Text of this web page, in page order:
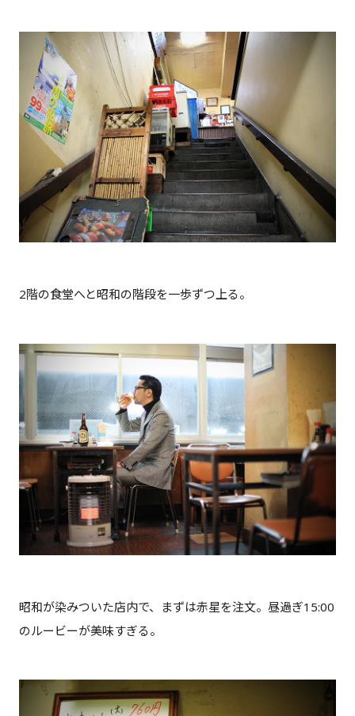
2階の食堂へと昭和の階段を一歩ずつ上る。
昭和が染みついた店内で、まずは赤星を注文。昼過ぎ15:00
のルービーが美味すぎる。